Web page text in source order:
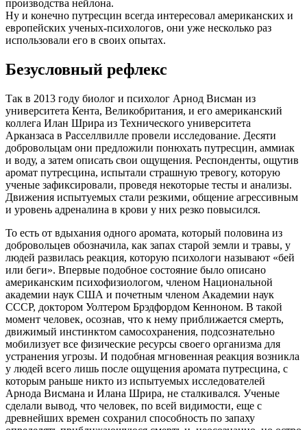
производства нейлона.
Ну и конечно путресцин всегда интересовал американских и
европейских ученых-психологов, они уже несколько раз
использовали его в своих опытах.
Безусловный рефлекс
Так в 2013 году биолог и психолог Арнод Висман из
университета Кента, Великобритания, и его американский
коллега Илан Шрира из Технического университета
Арканзаса в Расселлвилле провели исследование. Десяти
добровольцам они предложили понюхать путресцин, аммиак
и воду, а затем описать свои ощущения. Респонденты, ощутив
аромат путресцина, испытали страшную тревогу, которую
ученые зафиксировали, проведя некоторые тесты и анализы.
Движения испытуемых стали резкими, общение агрессивным
и уровень адреналина в крови у них резко повысился.
То есть от вдыхания одного аромата, который половина из
добровольцев обозначила, как запах старой земли и травы, у
людей развилась реакция, которую психологи называют «бей
или беги». Впервые подобное состояние было описано
американским психофизиологом, членом Национальной
академии наук США и почетным членом Академии наук
СССР, доктором Уолтером Брэдфордом Кенноном. В такой
момент человек, осознав, что к нему приближается смерть,
движимый инстинктом самосохранения, подсознательно
мобилизует все физические ресурсы своего организма для
устранения угрозы. И подобная мгновенная реакция возникла
у людей всего лишь после ощущения аромата путресцина, с
которым раньше никто из испытуемых исследователей
Арнода Висмана и Илана Шрира, не сталкивался. Ученые
сделали вывод, что человек, по всей видимости, еще с
древнейших времен сохранил способность по запаху